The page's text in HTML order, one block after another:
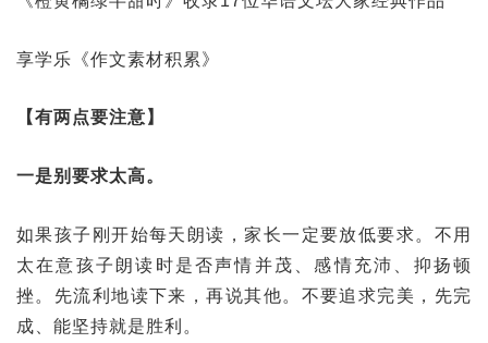
享学乐《作文素材积累》
【有两点要注意】
一是别要求太高。
如果孩子刚开始每天朗读，家长一定要放低要求。不用
太在意孩子朗读时是否声情并茂、感情充沛、抑扬顿
挫。先流利地读下来，再说其他。不要追求完美，先完
成、能坚持就是胜利。